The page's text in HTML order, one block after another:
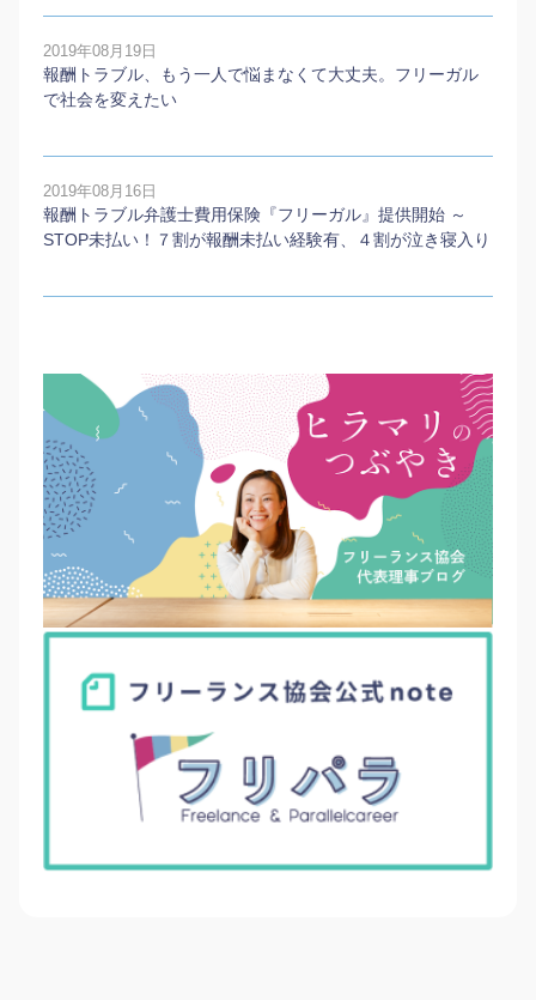
2019年08月19日
報酬トラブル、もう一人で悩まなくて大丈夫。フリーガル
で社会を変えたい
2019年08月16日
報酬トラブル弁護士費用保険『フリーガル』提供開始 ～
STOP未払い！７割が報酬未払い経験有、４割が泣き寝入り